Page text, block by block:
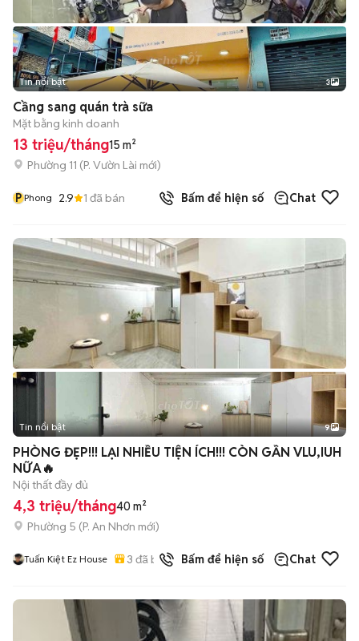
Tin nổi bật 3
Cầng sang quán trà sữa
Mặt bằng kinh doanh
13 triệu/tháng15 m²
Phường 11 (P. Vườn Lài mới)
P Phong 2.9 1 đã bán Bấm để hiện số Chat
+2
Tin nổi bật 9
PHÒNG ĐẸP!!! LẠI NHIỀU TIỆN ÍCH!!! CÒN GẦN VLU,IUH
NỮA🔥
Nội thất đầy đủ
4,3 triệu/tháng40 m²
Phường 5 (P. An Nhơn mới)
Tuấn Kiệt Ez House 3 đã bán Bấm để hiện số Chat